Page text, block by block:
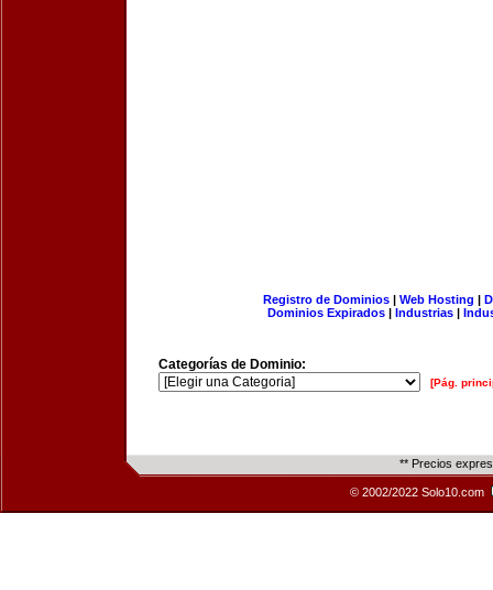
Registro de Dominios| Web Hosting |
Dominios Expirados | Industrias |
Categorías de Dominio:
[Pág.
** Precios
© 2002/2022 Solo10.com